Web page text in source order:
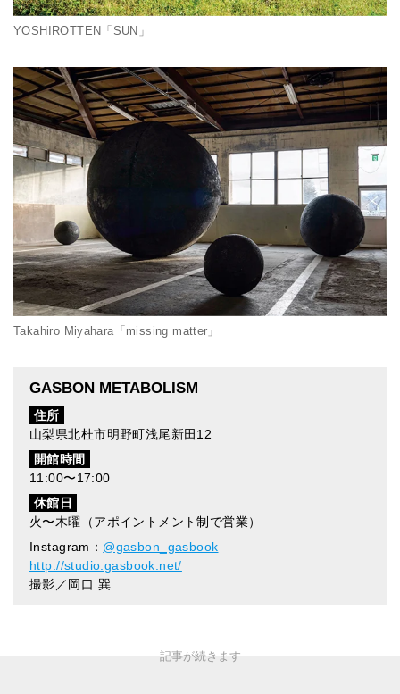
YOSHIROTTEN「SUN」
Takahiro Miyahara「missing matter」
GASBON METABOLISM
住所
山梨県北杜市明野町浅尾新田12
開館時間
11:00〜17:00
休館日
火〜木曜（アポイントメント制で営業）
Instagram： @gasbon_gasbook
http://studio.gasbook.net/
撮影／岡口 巽